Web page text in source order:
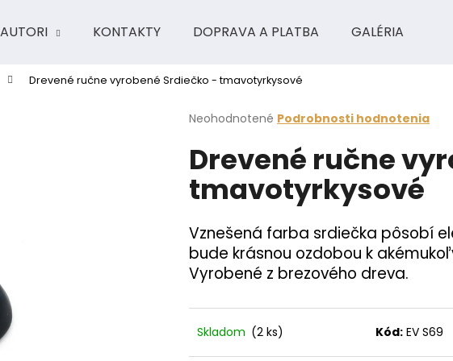
AUTORI KONTAKTY DOPRAVA A PLATBA GALÉRIA
Drevené ručne vyrobené Srdiečko - tmavotyrkysové
Priemerné
produktu
je
0,0
z
hviezdičiek.
Neohodnotené Podrobnosti hodnotenia
Drevené ručne
tmavotyrkysové
Vznešená farba srdiečka pôsobí
bude krásnou ozdobou k
Vyrobené z brezového dreva.
Skladom (2 ks) Kód: EV S69
Čo potrebujete nájsť?
HĽADAŤ